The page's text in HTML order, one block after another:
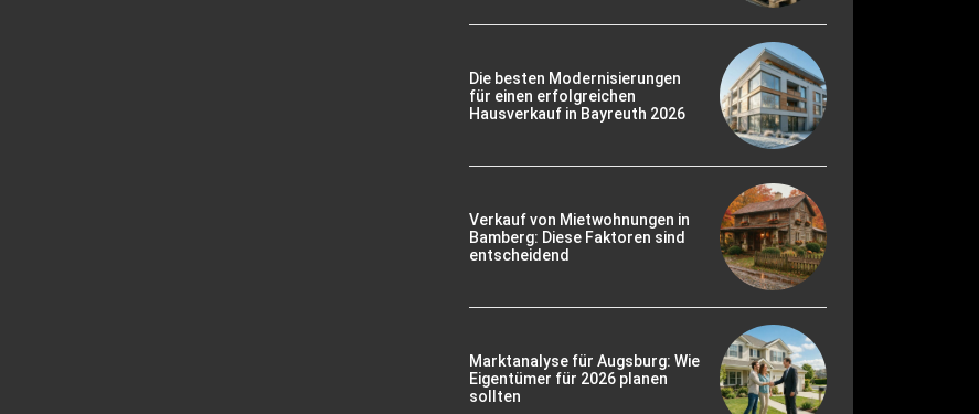
Die besten Modernisierungen
für einen erfolgreichen
Hausverkauf in Bayreuth 2026
Verkauf von Mietwohnungen in
Bamberg: Diese Faktoren sind
entscheidend
Marktanalyse für Augsburg: Wie
Eigentümer für 2026 planen
sollten